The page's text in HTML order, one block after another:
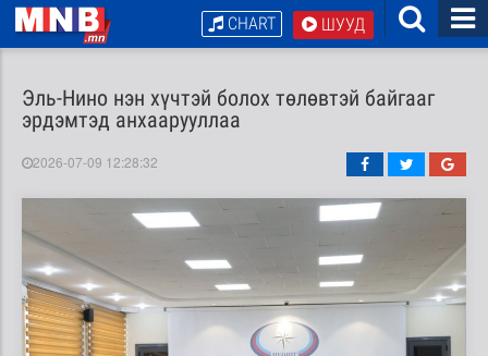
ШУУД
CHART
Эль-Нино нэн хүчтэй болох төлөвтэй байгааг
эрдэмтэд анхаарууллаа
2026-07-09 12:28:32